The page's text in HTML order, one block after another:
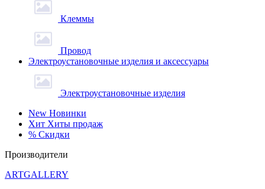
Клеммы
Провод
Электроустановочные изделия и аксессуары
Электроустановочные изделия
New Новинки
Хит Хиты продаж
% Скидки
Производители
ARTGALLERY